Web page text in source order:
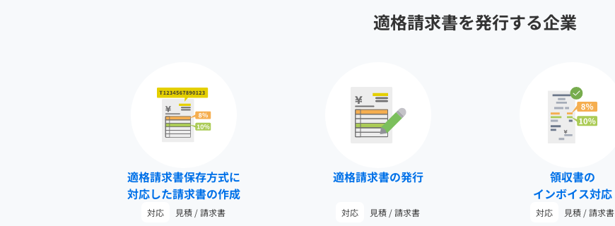
適格請求書を発行する企業
適格請求書保存方式に
対応した請求書の作成
対応 見積 / 請求書
適格請求書の発行
対応 見積 / 請求書
領収書の
インボイス対応
対応 見積 / 請求書